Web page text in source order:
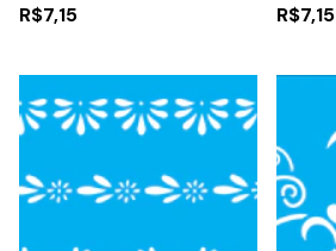
R$7,15 R$7,15